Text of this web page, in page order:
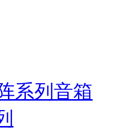
系列音箱